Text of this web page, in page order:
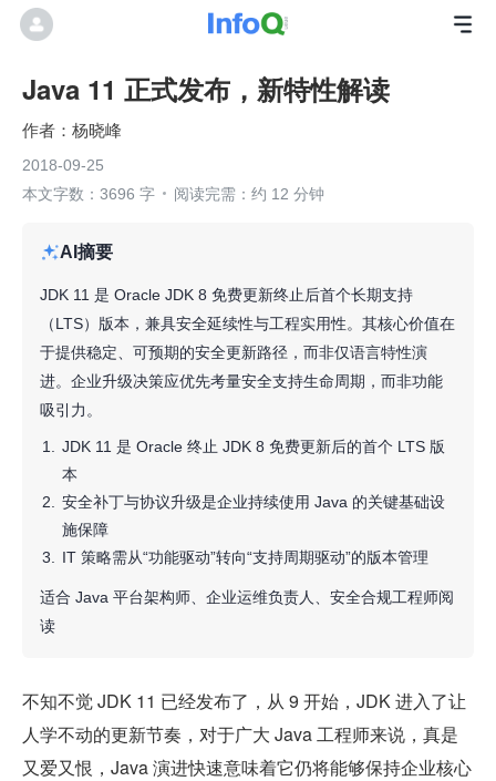
Java 11 正式发布，新特性解读
杨晓峰
2018-09-25
本文字数：3696 字
阅读完需：约 12 分钟
AI摘要
JDK 11 是 Oracle JDK 8 免费更新终止后首个长期支持
（LTS）版本，兼具安全延续性与工程实用性。其核心价值在
于提供稳定、可预期的安全更新路径，而非仅语言特性演
进。企业升级决策应优先考量安全支持生命周期，而非功能
吸引力。
JDK 11 是 Oracle 终止 JDK 8 免费更新后的首个 LTS 版
本
安全补丁与协议升级是企业持续使用 Java 的关键基础设
施保障
IT 策略需从“功能驱动”转向“支持周期驱动”的版本管理
适合 Java 平台架构师、企业运维负责人、安全合规工程师阅
读
不知不觉 JDK 11 已经发布了，从 9 开始，JDK 进入了让
人学不动的更新节奏，对于广大 Java 工程师来说，真是
又爱又恨，Java 演进快速意味着它仍将能够保持企业核心